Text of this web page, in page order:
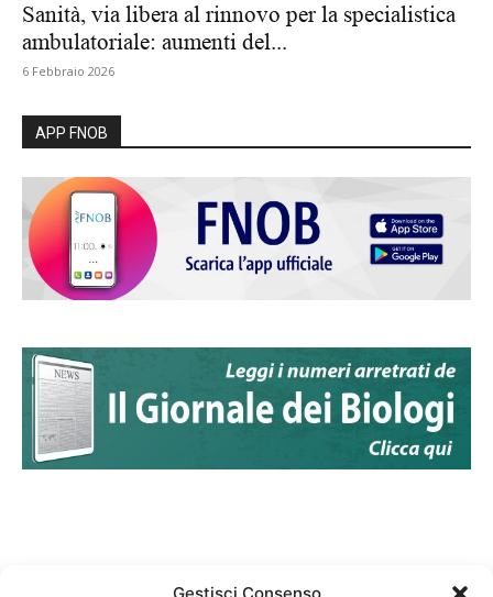
Sanità, via libera al rinnovo per la specialistica
ambulatoriale: aumenti del...
6 Febbraio 2026
APP FNOB